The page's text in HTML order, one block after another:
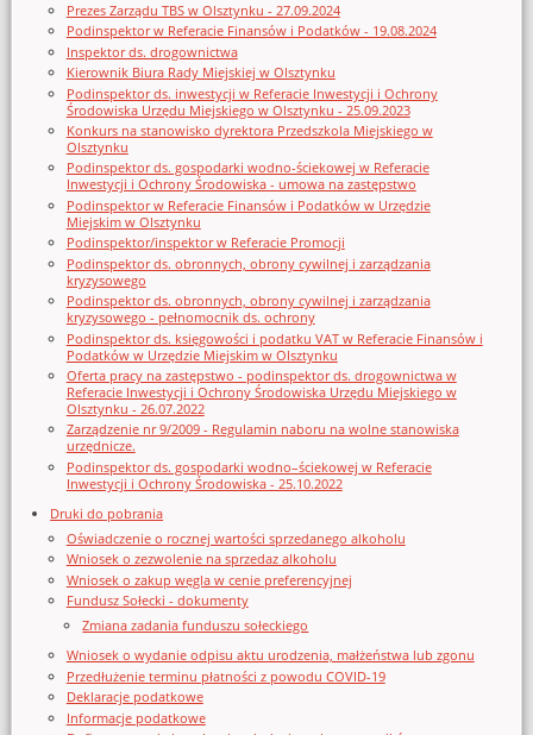
Prezes Zarządu TBS w Olsztynku - 27.09.2024
Podinspektor w Referacie Finansów i Podatków - 19.08.2024
Inspektor ds. drogownictwa
Kierownik Biura Rady Miejskiej w Olsztynku
Podinspektor ds. inwestycji w Referacie Inwestycji i Ochrony
Środowiska Urzędu Miejskiego w Olsztynku - 25.09.2023
Konkurs na stanowisko dyrektora Przedszkola Miejskiego w
Olsztynku
Podinspektor ds. gospodarki wodno-ściekowej w Referacie
Inwestycji i Ochrony Środowiska - umowa na zastępstwo
Podinspektor w Referacie Finansów i Podatków w Urzędzie
Miejskim w Olsztynku
Podinspektor/inspektor w Referacie Promocji
Podinspektor ds. obronnych, obrony cywilnej i zarządzania
kryzysowego
Podinspektor ds. obronnych, obrony cywilnej i zarządzania
kryzysowego - pełnomocnik ds. ochrony
Podinspektor ds. księgowości i podatku VAT w Referacie Finansów i
Podatków w Urzędzie Miejskim w Olsztynku
Oferta pracy na zastępstwo - podinspektor ds. drogownictwa w
Referacie Inwestycji i Ochrony Środowiska Urzędu Miejskiego w
Olsztynku - 26.07.2022
Zarządzenie nr 9/2009 - Regulamin naboru na wolne stanowiska
urzędnicze.
Podinspektor ds. gospodarki wodno–ściekowej w Referacie
Inwestycji i Ochrony Środowiska - 25.10.2022
Druki do pobrania
Oświadczenie o rocznej wartości sprzedanego alkoholu
Wniosek o zezwolenie na sprzedaz alkoholu
Wniosek o zakup węgla w cenie preferencyjnej
Fundusz Sołecki - dokumenty
Zmiana zadania funduszu sołeckiego
Wniosek o wydanie odpisu aktu urodzenia, małżeństwa lub zgonu
Przedłużenie terminu płatności z powodu COVID-19
Deklaracje podatkowe
Informacje podatkowe